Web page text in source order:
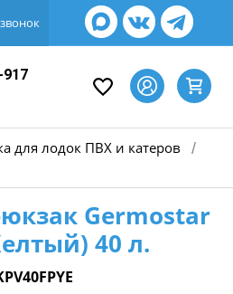
917
для лодок ПВХ и катеров /
Germostar
40 л.